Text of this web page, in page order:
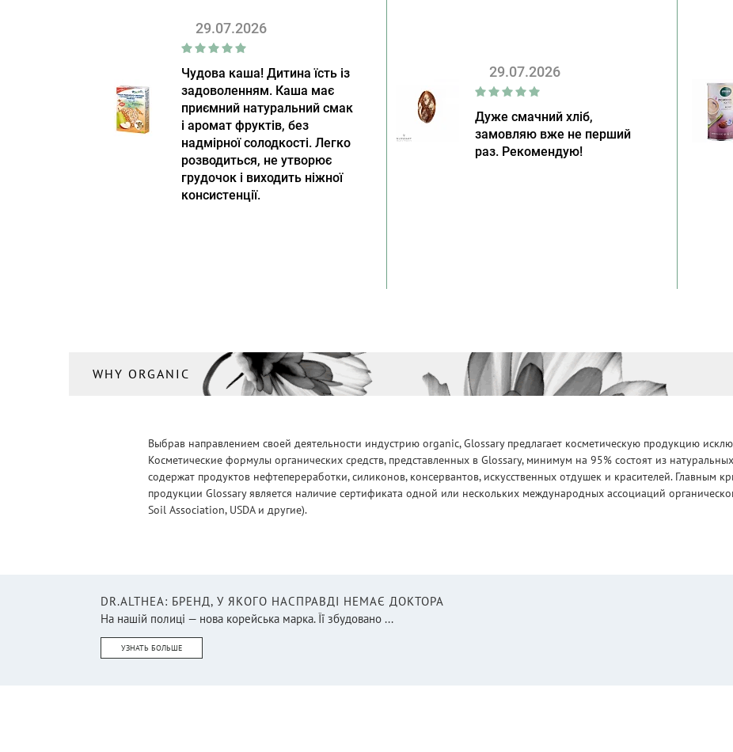
29.07.2026
Чудова каша! Дитина їсть із
задоволенням. Каша має
приємний натуральний смак
і аромат фруктів, без
надмірної солодкості. Легко
розводиться, не утворює
грудочок і виходить ніжної
консистенції.
29.07.2026
Дуже смачний хліб,
замовляю вже не перший
раз. Рекомендую!
WHY ORGANIC
Выбрав направлением своей деятельности индустрию organic, Glossary предлагает косметическую продукцию
Косметические формулы органических средств, представленных в Glossary, минимум на 95% состоят из
содержат продуктов нефтепереработки, силиконов, консервантов, искусственных отдушек и красителей. Главным
продукции Glossary является наличие сертификата одной или нескольких международных ассоциаций
Soil Association, USDA и другие).
DR.ALTHEA: БРЕНД, У ЯКОГО НАСПРАВДІ НЕМАЄ ДОКТОРА
На нашій полиці — нова корейська марка. Її збудовано ...
УЗНАТЬ БОЛЬШЕ